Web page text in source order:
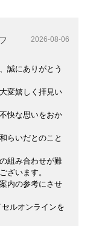
2026-08-06
誠にありがとう
変嬉しく拝見い
快な思いをおか
らいだとのこと
組み合わせが難
ざいます。
内の参考にさせ
ルオンラインを